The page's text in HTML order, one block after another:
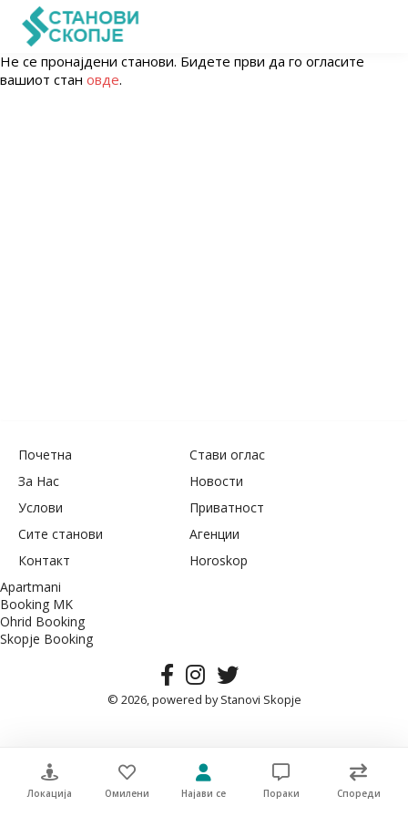
Не се пронајдени станови. Бидете први да го огласите
вашиот стан овде.
Почетна
Стави оглас
За Нас
Новости
Услови
Приватност
Сите станови
Агенции
Контакт
Horoskop
Apartmani
Booking MK
Ohrid Booking
Skopje Booking
© 2026, powered byStanovi Skopje
Локација Омилени Најави се Пораки Спореди